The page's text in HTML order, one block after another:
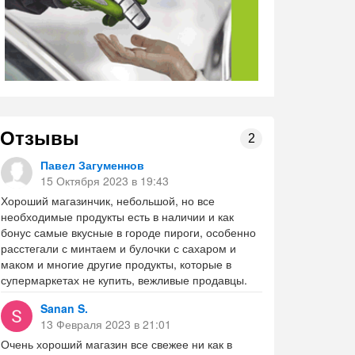
Отзывы 2
Павел Загуменнов
15 Октября 2023 в 19:43
Хороший магазинчик, небольшой, но все
необходимые продукты есть в наличии и как
бонус самые вкусные в городе пироги, особенно
расстегали с минтаем и булочки с сахаром и
маком и многие другие продукты, которые в
супермаркетах не купить, вежливые продавцы.
Sanan S.
13 Февраля 2023 в 21:01
Очень хороший магазин все свежее ни как в